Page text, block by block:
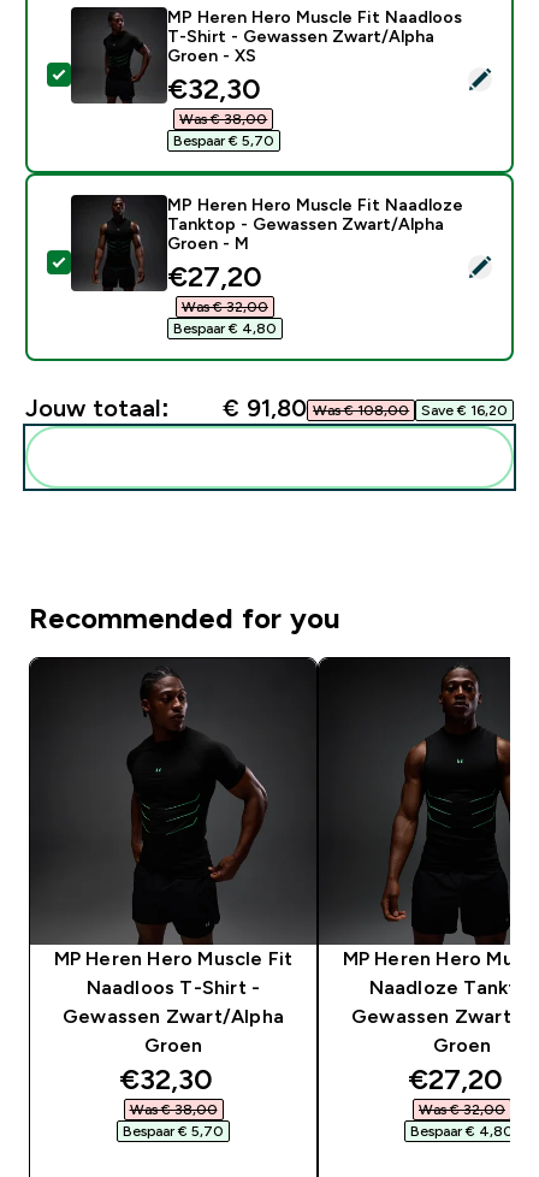
Selecteer dit product - MP Heren Hero Muscle Fit
MP Heren Hero Muscle Fit Naadloos
T-Shirt - Gewassen Zwart/Alpha
Groen - XS
discounted price
€32,30‎
Was € 38,00‎
Bespaar € 5,70‎
Selecteer dit product - MP Heren Hero Muscle Fit
MP Heren Hero Muscle Fit Naadloze
Tanktop - Gewassen Zwart/Alpha
Groen - M
discounted price
€27,20‎
Was € 32,00‎
Bespaar € 4,80‎
Jouw totaal: € 91,80‎ Was € 108,00‎ Save € 16,20‎
Recommended for you
MP Heren Hero Muscle Fit
Naadloos T-Shirt -
Gewassen Zwart/Alpha
Groen
discounted price
€32,30‎
Was € 38,00‎
Bespaar € 5,70‎
MP Heren Hero
Naadloze
Gewassen Zwart/
Groen
€27,20‎
Was € 32,00‎
Bespaar € 4,80‎